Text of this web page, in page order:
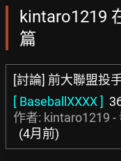
kintaro1219
篇
[討論] 前大聯盟投
[ BaseballXXXX ]
作者: kintaro1219 -
(4月前)